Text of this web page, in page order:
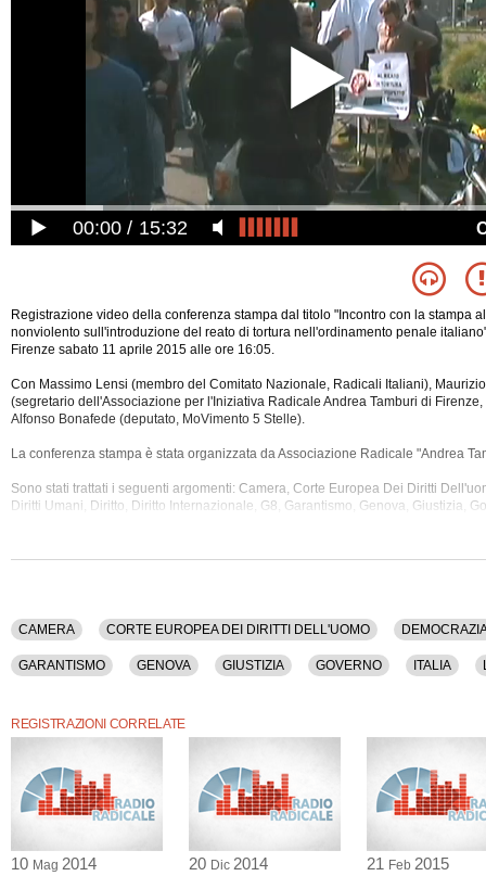
00:00 15:32
Registrazione video della conferenza stampa dal titolo "Incontro con la stampa
nonviolento sull'introduzione del reato di tortura nell'ordinamento penale
Firenze sabato 11 aprile 2015 alle ore 16:05.
Con Massimo Lensi (membro del Comitato Nazionale, Radicali Italiani),
(segretario dell'Associazione per l'Iniziativa Radicale Andrea Tamburi di
Alfonso Bonafede (deputato, MoVimento 5 Stelle).
La conferenza stampa è stata organizzata da Associazione Radicale "Andrea
Sono stati trattati i seguenti argomenti: Camera, Corte Europea Dei Diritti
Diritti Umani, Diritto, Diritto Internazionale, G8, Garantismo, Genova, Giustizia,
CAMERA
CORTE EUROPEA DEI DIRITTI DELL'UOMO
GARANTISMO GENOVA GIUSTIZIA GOVERNO ITALIA
REGISTRAZIONI CORRELATE
10 Mag 2014 20 Dic 2014 21 Feb 2015